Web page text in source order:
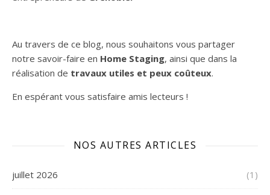
Au travers de ce blog, nous souhaitons vous partager
notre savoir-faire en Home Staging, ainsi que dans la
réalisation de travaux utiles et peux coûteux.
En espérant vous satisfaire amis lecteurs !
NOS AUTRES ARTICLES
juillet 2026 (1)